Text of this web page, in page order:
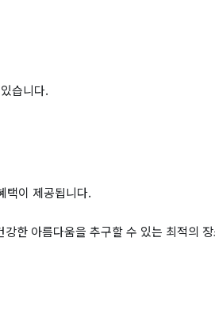
습니다.
택이 제공됩니다.
한 아름다움을 추구할 수 있는 최적의